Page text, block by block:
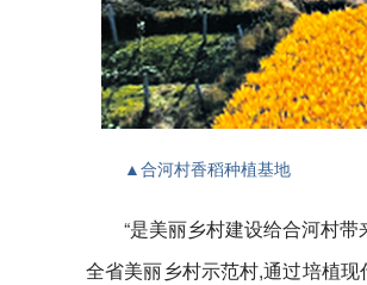
▲合河村香稻种植基地
“是美丽乡村建设给合河村
全省美丽乡村示范村,通过培植